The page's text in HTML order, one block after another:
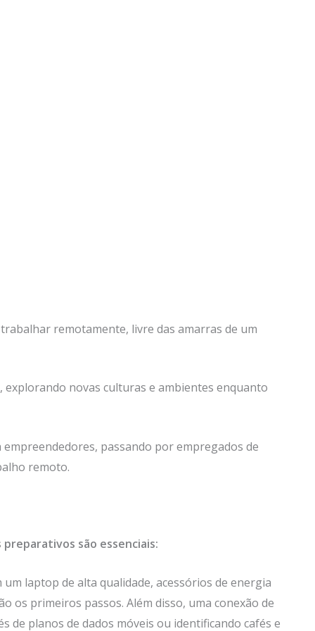
remotamente, livre das amarras de um
novas culturas e ambientes enquanto
passando por empregados de
remoto.
são essenciais:
um laptop de alta qualidade, acessórios de energia
os primeiros passos. Além disso, uma conexão de
de planos de dados móveis ou identificando cafés e